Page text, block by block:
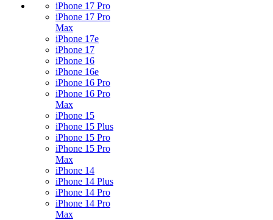
iPhone 17 Pro
iPhone 17 Pro
Max
iPhone 17e
iPhone 17
iPhone 16
iPhone 16e
iPhone 16 Pro
iPhone 16 Pro
Max
iPhone 15
iPhone 15 Plus
iPhone 15 Pro
iPhone 15 Pro
Max
iPhone 14
iPhone 14 Plus
iPhone 14 Pro
iPhone 14 Pro
Max